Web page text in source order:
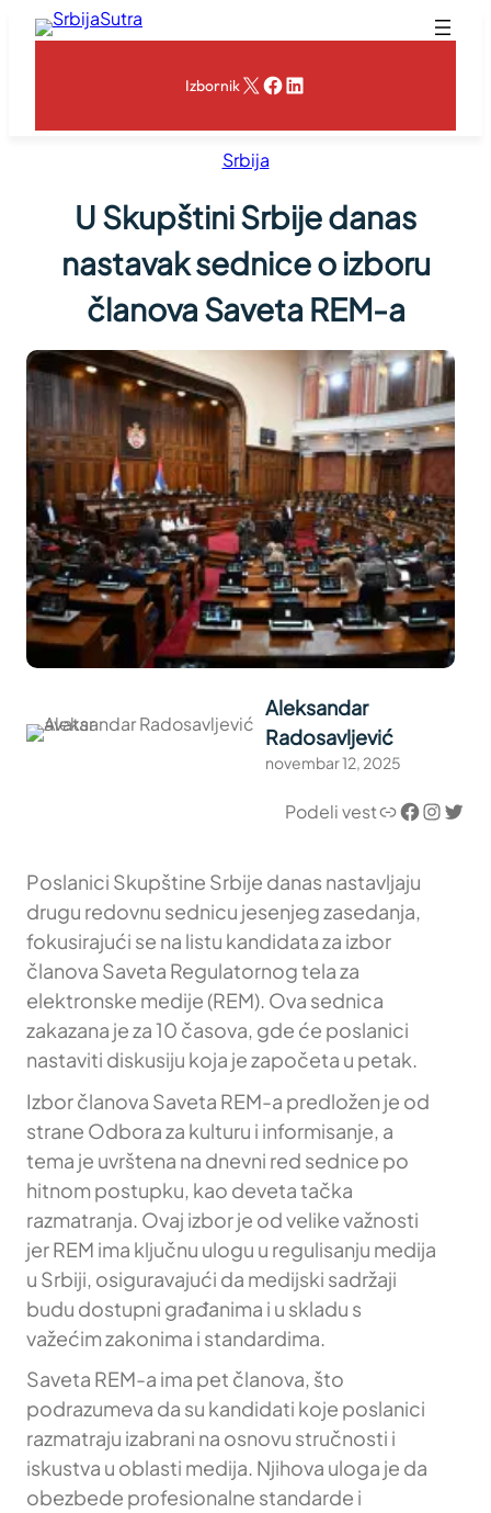
Skoči
IzbornikX Facebook
LinkedIn
Srbija
U Skupštini Srbije danas
nastavak sednice o izboru
članova Saveta REM-a
Aleksandar
Radosavljević
novembar 12, 2025
Podeli vestLink Facebook InstagramTwitter
Poslanici Skupštine Srbije danas nastavljaju
drugu redovnu sednicu jesenjeg zasedanja,
fokusirajući se na listu kandidata za izbor
članova Saveta Regulatornog tela za
elektronske medije (REM). Ova sednica
zakazana je za 10 časova, gde će poslanici
nastaviti diskusiju koja je započeta u petak.
Izbor članova Saveta REM-a predložen je od
strane Odbora za kulturu i informisanje, a
tema je uvrštena na dnevni red sednice po
hitnom postupku, kao deveta tačka
razmatranja. Ovaj izbor je od velike važnosti
jer REM ima ključnu ulogu u regulisanju medija
u Srbiji, osiguravajući da medijski sadržaji
budu dostupni građanima i u skladu s
važećim zakonima i standardima.
Saveta REM-a ima pet članova, što
podrazumeva da su kandidati koje poslanici
razmatraju izabrani na osnovu stručnosti i
iskustva u oblasti medija. Njihova uloga je da
obezbede profesionalne standarde i